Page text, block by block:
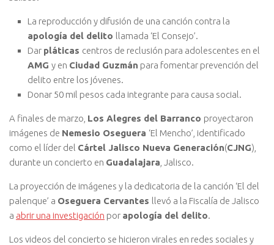
La reproducción y difusión de una canción contra la
apología del delito llamada ‘El Consejo’.
Dar pláticas centros de reclusión para adolescentes en el
AMG y en Ciudad Guzmán para fomentar prevención del
delito entre los jóvenes.
Donar 50 mil pesos cada integrante para causa social.
A finales de marzo, Los Alegres del Barranco proyectaron
imágenes de Nemesio Oseguera ‘El Mencho’, identificado
como el líder del Cártel Jalisco Nueva Generación(CJNG),
durante un concierto en Guadalajara , Jalisco.
La proyección de imágenes y la dedicatoria de la canción ‘El del
palenque’ a Oseguera Cervantes llevó a la Fiscalía de Jalisco
a abrir una investigación por apología del delito.
Los videos del concierto se hicieron virales en redes sociales y